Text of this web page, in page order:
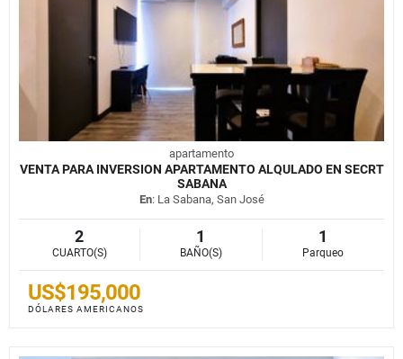
apartamento
VENTA PARA INVERSION APARTAMENTO ALQULADO EN SECRT
SABANA
En: La Sabana, San José
2
CUARTO(S)
1
BAÑO(S)
1
Parqueo
US$195,000
DÓLARES AMERICANOS